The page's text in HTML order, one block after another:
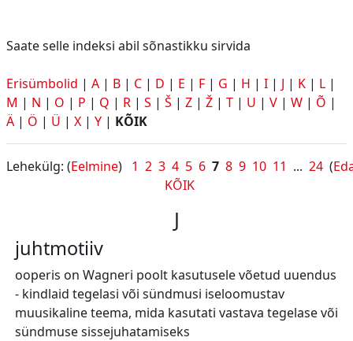
Saate selle indeksi abil sõnastikku sirvida
Erisümbolid | A | B | C | D | E | F | G | H | I | J | K | L |
M | N | O | P | Q | R | S | Š | Z | Ž | T | U | V | W | Õ |
Ä | Ö | Ü | X | Y | KÕIK
Lehekülg: (Eelmine) 1 2 3 4 5 6 7 8 9 10 11 ... 24 (
KÕIK
J
juhtmotiiv
ooperis on Wagneri poolt kasutusele võetud uuendus
- kindlaid tegelasi või sündmusi iseloomustav
muusikaline teema, mida kasutati vastava tegelase või
sündmuse sissejuhatamiseks